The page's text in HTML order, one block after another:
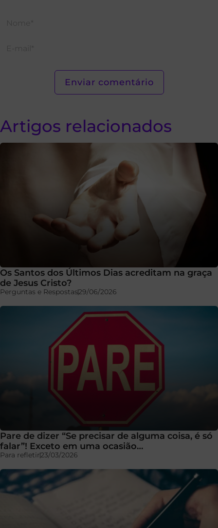
Artigos relacionados
Os Santos dos Últimos Dias acreditam na graça
de Jesus Cristo?
Perguntas e Respostas29/06/2026
Pare de dizer “Se precisar de alguma coisa, é só
falar”! Exceto em uma ocasião…
Para refletir23/03/2026